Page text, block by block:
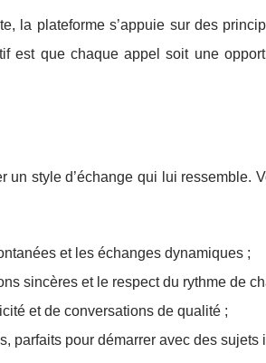
la plateforme s’appuie sur des
est que chaque appel soit une
un style d’échange qui lui ressemble.
et les échanges dynamiques ;
sincères et le respect du rythme de
et de conversations de qualité ;
parfaits pour démarrer avec des sujets